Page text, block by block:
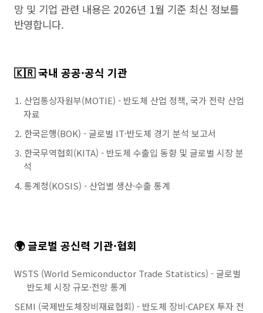
망 및 기업 관련 내용은 2026년 1월 기준 최신 정보를
반영합니다.
🇰🇷 국내 공공·공식 기관
산업통상자원부(MOTIE) - 반도체 산업 정책, 국가 전략 산업
자료
한국은행(BOK) - 글로벌 IT·반도체 경기 분석 보고서
한국무역협회(KITA) - 반도체 수출입 동향 및 글로벌 시장 분
석
통계청(KOSIS) - 산업별 생산·수출 통계
🌍 글로벌 공신력 기관·협회
WSTS (World Semiconductor Trade Statistics) - 글로벌
반도체 시장 규모·전망 통계
SEMI (국제반도체장비재료협회) - 반도체 장비·CAPEX 투자 전